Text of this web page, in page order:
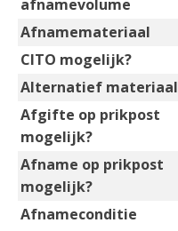
afnamevolume
Afnamemateriaal
CITO mogelijk?
Alternatief materiaal
Afgifte op prikpost
mogelijk?
Afname op prikpost
mogelijk?
Afnameconditie